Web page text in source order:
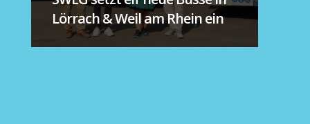
Lörrach & Weil am Rhein ein